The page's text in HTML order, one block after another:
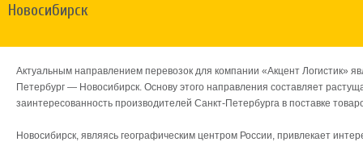
Новосибирск
Актуальным направлением перевозок для компании «Акцент Логистик»
Петербург — Новосибирск. Основу этого направления составляет
заинтересованность производителей Санкт-Петербурга в поставке
Новосибирск, являясь географическим центром России, привлекает